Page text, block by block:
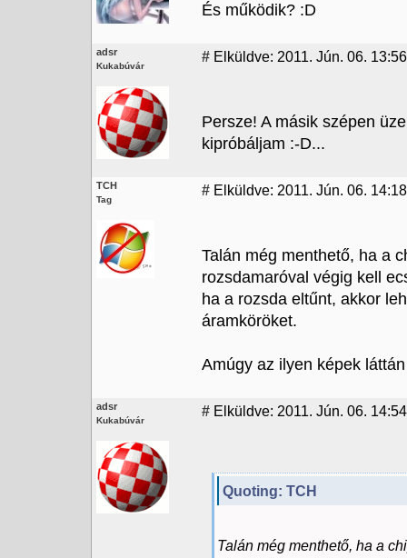
És működik? :D
adsr
Kukabúvár
# Elküldve: 2011. Jún. 06. 13:56
Persze! A másik szépen
kipróbáljam :-D...
TCH
Tag
# Elküldve: 2011. Jún. 06. 14:18
Talán még menthető, ha a
rozsdamaróval végig kell
ha a rozsda eltűnt, akkor
áramköröket.
Amúgy az ilyen képek
adsr
Kukabúvár
# Elküldve: 2011. Jún. 06. 14:54
Quoting: TCH
Talán még menthető, ha a